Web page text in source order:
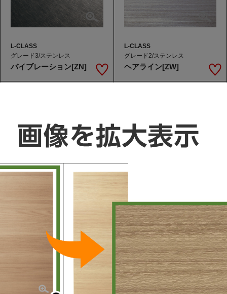
L-CLASS
グレード3/ステンレス
バイブレーション[ZN]
L-CLASS
グレード2/ステンレス
ヘアライン[ZW]
L-CLASS / S-CLASS
グレード2/メラミン
木目ダーク[MA]